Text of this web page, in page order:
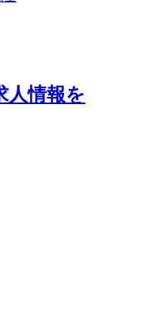
人情報を